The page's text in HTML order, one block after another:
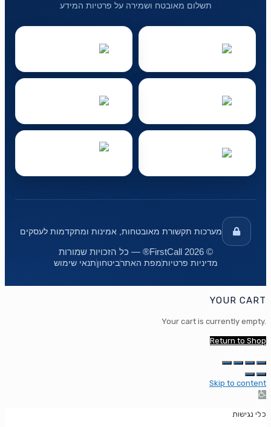
תשלום מאובטח ושמירה על פרטיות המידע
מערכות תקשורת מאובטחות, אמינות ומתקדמות לעסקים
© 2026 FirstCall® — כל הזכויות שמורות
מדיניות פרטיותמפת האתרביטחוןתנאי שימוש
YOUR CART
Your cart is currently empty.
Return to Shop
Skip to content
כלי נגישות